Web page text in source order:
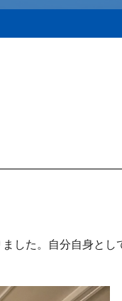
した。自分自身と